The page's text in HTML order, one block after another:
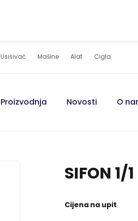
Pogledajte ponudu
Keramičarski alati
Usisivač Mašine Alat Cigla
Pogledajte ponudu
Keramičarski alati
Proizvodnja Novosti O
SIFON 1/
Cijena na upit